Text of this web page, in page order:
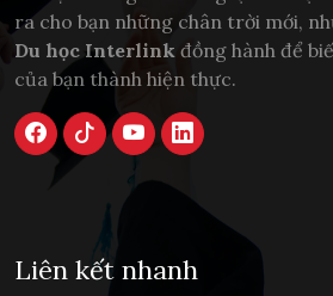
ra cho bạn những chân trời mới,
Du học Interlink đồng hành để
của bạn thành hiện thực.
Liên kết nhanh